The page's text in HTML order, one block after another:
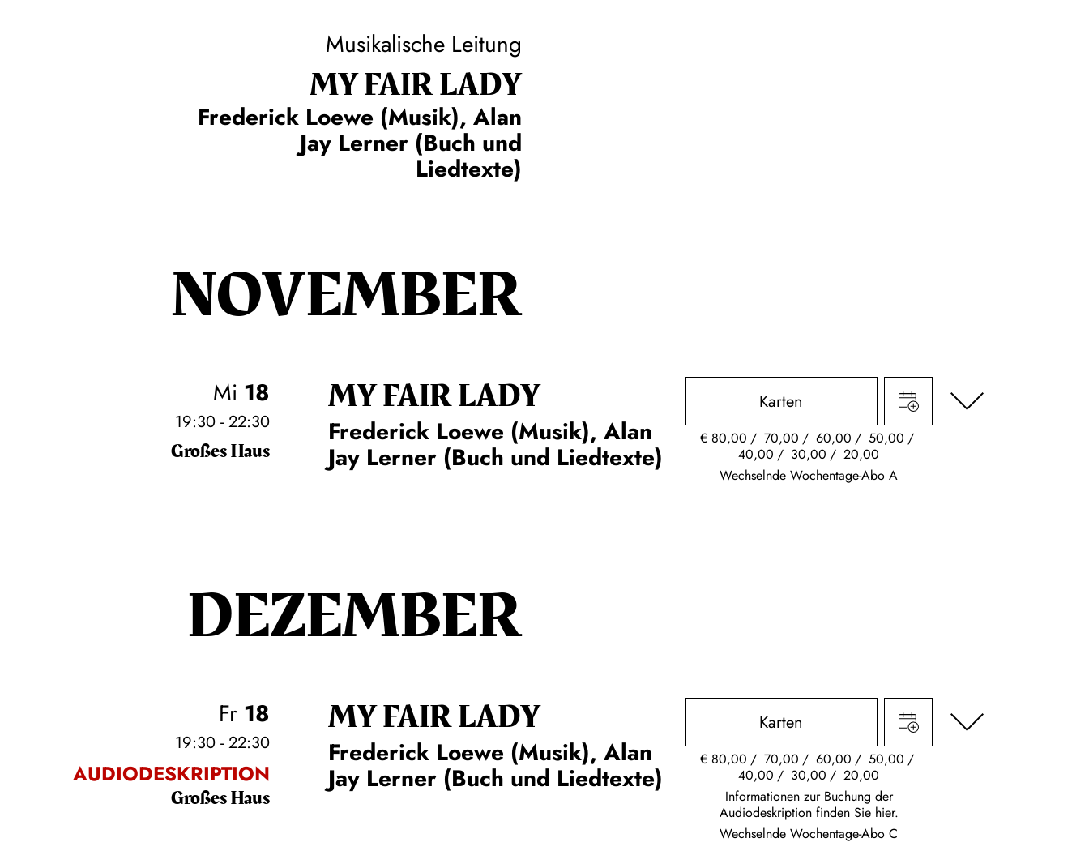
Musikalische Leitung
MY FAIR LADY
Frederick Loewe (Musik), Alan
Jay Lerner (Buch und
Liedtexte)
NOVEMBER
Mi 18
19:30 - 22:30
Großes Haus
MY FAIR LADY
Frederick Loewe (Musik), Alan
Jay Lerner (Buch und Liedtexte)
Karten
€ 80,00 70,00 60,00
50,00
40,00
30,00
20,00
Wechselnde Wochentage-Abo A
DEZEMBER
Fr 18
19:30 - 22:30
AUDIODESKRIPTION
Großes Haus
MY FAIR LADY
Frederick Loewe (Musik), Alan
Jay Lerner (Buch und Liedtexte)
Karten
€ 80,00 70,00 60,00
50,00
40,00
30,00
20,00
Informationen zur Buchung der
Audiodeskription finden Sie hier.
Wechselnde Wochentage-Abo C